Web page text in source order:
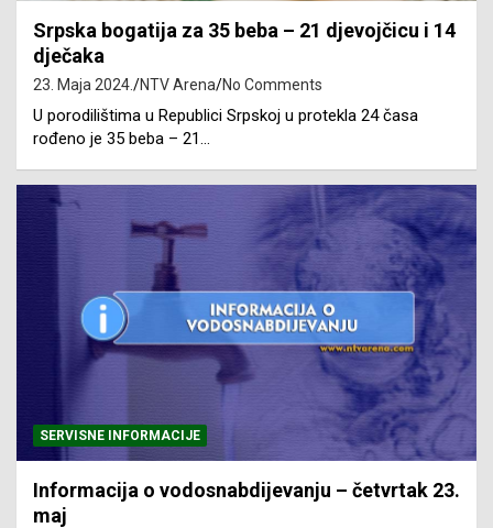
Srpska bogatija za 35 beba – 21 djevojčicu i 14
dječaka
23. Maja 2024. NTV Arena No Comments
U porodilištima u Republici Srpskoj u protekla 24 časa
rođeno je 35 beba – 21…
SERVISNE INFORMACIJE
Informacija o vodosnabdijevanju – četvrtak 23.
maj